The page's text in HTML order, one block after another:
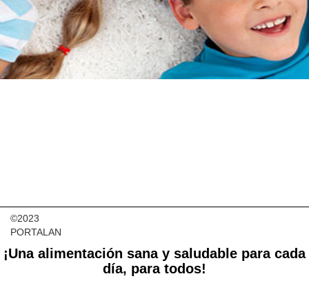
©2023
PORTALAN
¡Una alimentación sana y saludable para cada
día, para todos!